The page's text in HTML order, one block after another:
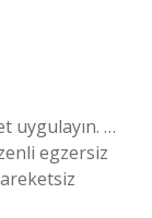
uygulayın. …
egzersiz